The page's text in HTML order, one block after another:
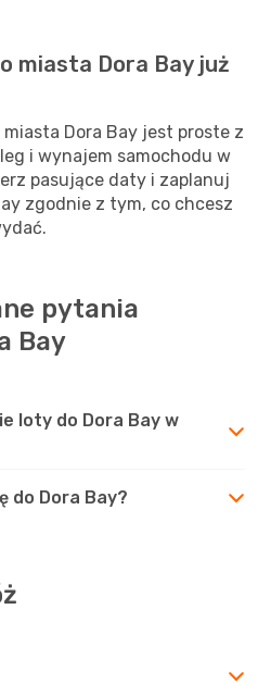
miasta Dora Bay już
Dora Bay jest proste z
i wynajem samochodu w
pasujące daty i zaplanuj
zgodnie z tym, co chcesz
pytania
Bay
loty do Dora Bay w
do Dora Bay?